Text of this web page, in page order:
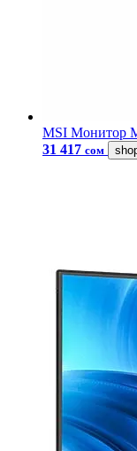
MSI Монитор
31 417 сом